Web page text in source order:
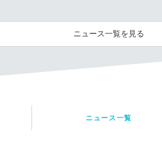
ニュース一覧を見る
ニュース一覧